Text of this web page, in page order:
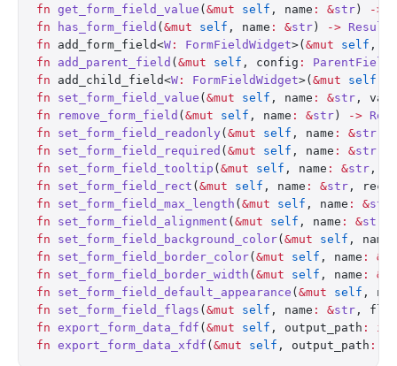
fn get_form_field_value ( &mut self , name : &str ) ->
fn has_form_field ( &mut self , name : &str ) -> Result
fn add_form_field<W : FormFieldWidget>( &mut self ,
fn add_parent_field ( &mut self , config :
fn add_child_field<W : FormFieldWidget>( &mut self
fn set_form_field_value ( &mut self , name : &str ,
fn remove_form_field ( &mut self , name : &str ) ->
fn set_form_field_readonly ( &mut self , name : &str
fn set_form_field_required ( &mut self , name : &str
fn set_form_field_tooltip ( &mut self , name : &str ,
fn set_form_field_rect ( &mut self , name : &str , rect
fn set_form_field_max_length ( &mut self , name : &str
fn set_form_field_alignment ( &mut self , name : &str
fn set_form_field_background_color( &mut self , name
fn set_form_field_border_color( &mut self , name : &
fn set_form_field_border_width ( &mut self , name : &
fn set_form_field_default_appearance ( &mut self ,
fn set_form_field_flags ( &mut self , name : &str ,
fn export_form_data_fdf ( &mut self , output_path :
fn export_form_data_xfdf ( &mut self , output_path :